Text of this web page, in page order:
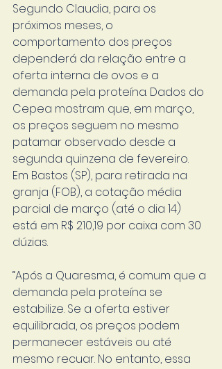
Segundo Claudia, para os
próximos meses, o
comportamento dos preços
dependerá da relação entre a
oferta interna de ovos e a
demanda pela proteína. Dados do
Cepea mostram que, em março,
os preços seguem no mesmo
patamar observado desde a
segunda quinzena de fevereiro.
Em Bastos (SP), para retirada na
granja (FOB), a cotação média
parcial de março (até o dia 14)
está em R$ 210,19 por caixa com 30
dúzias.
“Após a Quaresma, é comum que a
demanda pela proteína se
estabilize. Se a oferta estiver
equilibrada, os preços podem
permanecer estáveis ou até
mesmo recuar. No entanto, essa